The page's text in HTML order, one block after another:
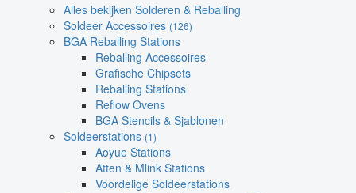
Alles bekijken Solderen & Reballing
Soldeer Accessoires (126)
BGA Reballing Stations
Reballing Accessoires
Grafische Chipsets
Reballing Stations
Reflow Ovens
BGA Stencils & Sjablonen
Soldeerstations (1)
Aoyue Stations
Atten & Mlink Stations
Voordelige Soldeerstations